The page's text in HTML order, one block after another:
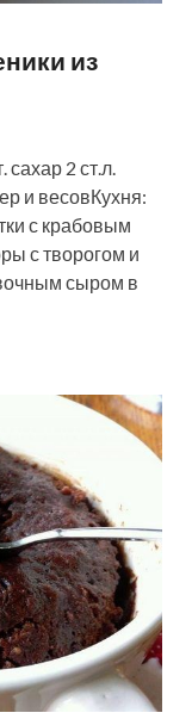
из
сахар 2 ст.л.
и весовКухня:
с крабовым
с творогом и
сыром в